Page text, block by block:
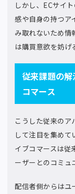
しかし、ECサイ
感や自身の持つア
み取れないため情
は購買意欲を妨げ
従来課題の
コマース
こうした従来のア
して注目を集め
イブコマースは従
ーザーとのコミュ
配信者側からはユ